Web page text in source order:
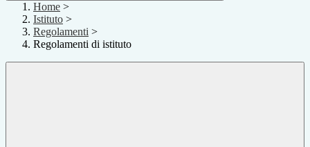
Home >
Istituto >
Regolamenti >
Regolamenti di istituto